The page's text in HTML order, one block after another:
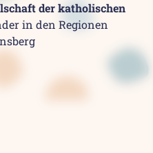
der katholischen
in den Regionen